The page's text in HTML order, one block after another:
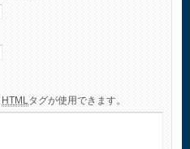
HTMLタグが使用できます。